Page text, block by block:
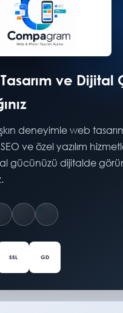
ve Dijital
deneyimle web
ve özel yazılım
gücünüzü dijitalde
SSL GD